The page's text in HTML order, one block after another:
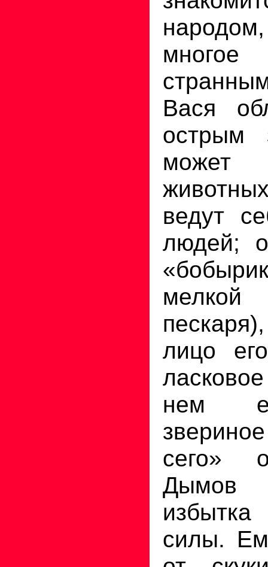
многое
Вася
острым
ведут
людей;
лицо
нем
сего»
Дымов
силы.